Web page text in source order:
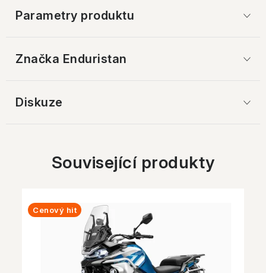
Parametry produktu
Značka Enduristan
Diskuze
Související produkty
Cenový hit